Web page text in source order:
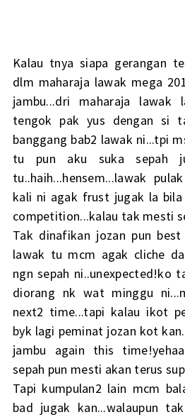
Kalau tnya siapa gerangan
dlm maharaja lawak mega
jambu...dri maharaja
tengok pak yus dengan si
banggang bab2 lawak ni...tpi
tu pun aku suka sepah
tu..haih...hensem...lawak
kali ni agak frust jugak la
competition...kalau tak mesti
Tak dinafikan jozan pun
lawak tu mcm agak cliche
ngn sepah ni..unexpected!ko
diorang nk wat minggu
next2 time...tapi kalau ikot
byk lagi peminat jozan kot
jambu again this
sepah pun mesti akan terus
Tapi kumpulan2 lain mcm
bad jugak kan...walaupun